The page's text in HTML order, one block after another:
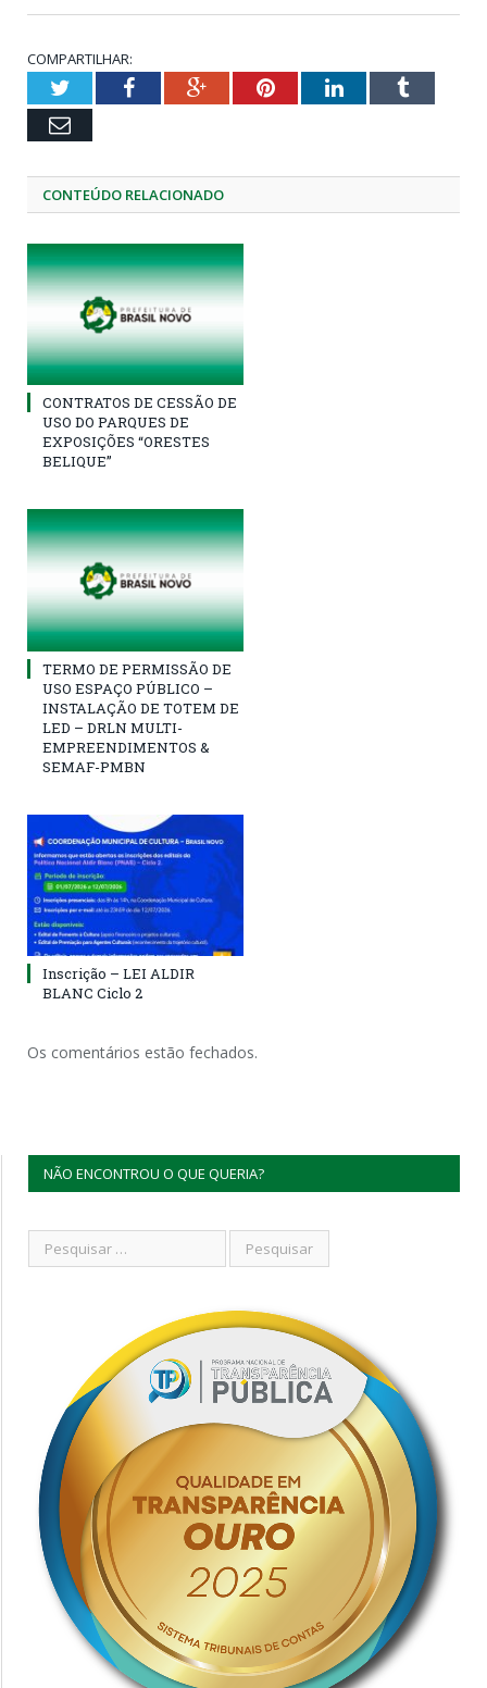
COMPARTILHAR:
TwitterFacebookGoogle+PinterestLinkedInTumblr
Email
CONTEÚDO RELACIONADO
CONTRATOS DE CESSÃO DE
USO DO PARQUES DE
EXPOSIÇÕES “ORESTES
BELIQUE”
TERMO DE PERMISSÃO DE
USO ESPAÇO PÚBLICO –
INSTALAÇÃO DE TOTEM DE
LED – DRLN MULTI-
EMPREENDIMENTOS &
SEMAF-PMBN
Inscrição – LEI ALDIR
BLANC Ciclo 2
Os comentários estão fechados.
NÃO ENCONTROU O QUE QUERIA?